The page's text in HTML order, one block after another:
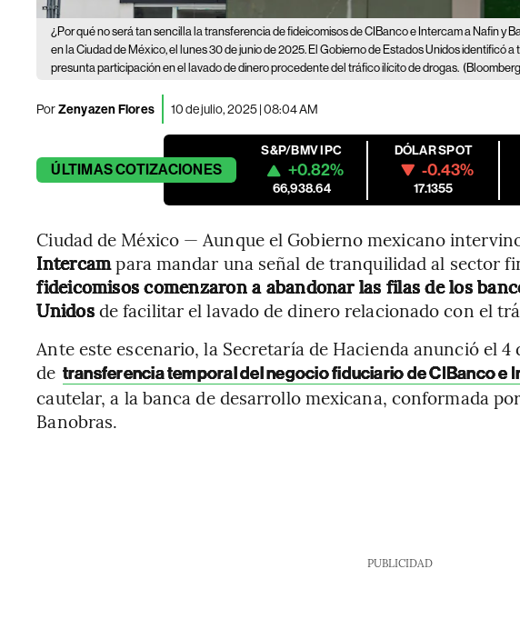
¿Por qué no será tan sencilla la transferencia de fideicomisos de CIBanco e Intercam a Nafin y
en la Ciudad de México, el lunes 30 de junio de 2025. El Gobierno de Estados Unidos identificó
presunta participación en el lavado de dinero procedente del tráfico ilícito de drogas.
PorZenyazen Flores 10 de julio, 2025 | 08:04 AM
ÚLTIMASCOTIZACIONES
S&P/BMV IPC
+0.82%
66,938.64
DÓLAR SPOT
-0.43%
17.1355
Ciudad de México — Aunque el Gobierno mexicano
Intercampara mandar una señal de tranquilidad al sector
fideicomisos comenzaron a abandonar las filas de los
Unidosde facilitar el lavado de dinero relacionado con el
Ante este escenario, la Secretaría de Hacienda anunció el
de transferencia temporal del negocio fiduciario de CIBanco e
cautelar, a la banca de desarrollo mexicana, conformada
Banobras.
PUBLICIDAD